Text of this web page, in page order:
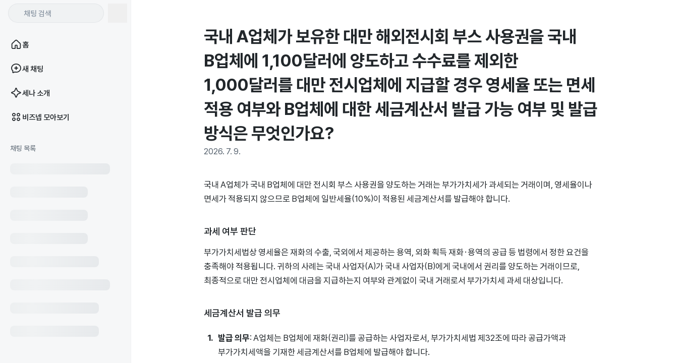
홈
새 채팅
세나 소개
비즈넵 모아보기
채팅 목록
국내 A업체가 보유한 대만 해외전시회 부스 사용권을 국내
B업체에 1,100달러에 양도하고 수수료를 제외한
1,000달러를 대만 전시업체에 지급할 경우 영세율 또는 면세
적용 여부와 B업체에 대한 세금계산서 발급 가능 여부 및 발급
방식은 무엇인가요?
2026. 7. 9.
국내 A업체가 국내 B업체에 대만 전시회 부스 사용권을 양도하는 거래는 부가가치세가 과세되는 거래이며, 영세율이나
면세가 적용되지 않으므로 B업체에 일반세율(10%)이 적용된 세금계산서를 발급해야 합니다.
과세 여부 판단
부가가치세법상 영세율은 재화의 수출, 국외에서 제공하는 용역, 외화 획득 재화·용역의 공급 등 법령에서 정한 요건을
충족해야 적용됩니다. 귀하의 사례는 국내 사업자(A)가 국내 사업자(B)에게 국내에서 권리를 양도하는 거래이므로,
최종적으로 대만 전시업체에 대금을 지급하는지 여부와 관계없이 국내 거래로서 부가가치세 과세 대상입니다.
세금계산서 발급 의무
발급 의무: A업체는 B업체에 재화(권리)를 공급하는 사업자로서, 부가가치세법 제32조에 따라 공급가액과
부가가치세액을 기재한 세금계산서를 B업체에 발급해야 합니다.